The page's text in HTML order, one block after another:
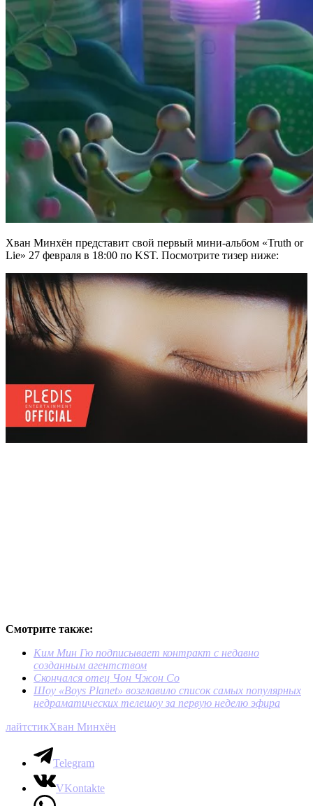
Хван Минхён представит свой первый мини-альбом «Truth or
Lie» 27 февраля в 18:00 по KST. Посмотрите тизер ниже:
Смотрите также:
Ким Мин Гю подписывает контракт с недавно
созданным агентством
Скончался отец Чон Чжон Со
Шоу «Boys Planet» возглавило список самых популярных
недраматических телешоу за первую неделю эфира
лайтстикХван Минхён
Telegram
VKontakte